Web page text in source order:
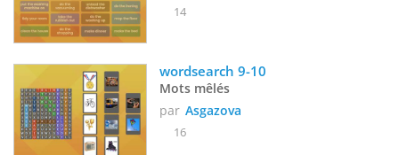
14
wordsearch 9-10
Mots mêlés
par Asgazova
16